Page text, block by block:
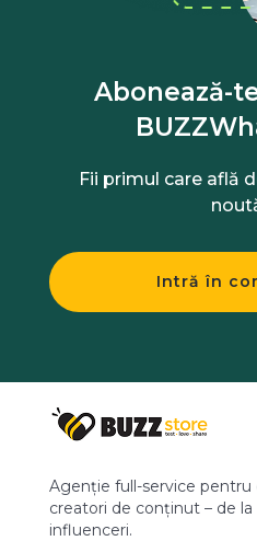
Abonează-
Fii primul care află
Intră în
Agenție full-service pentru
creatori de conținut – de
influenceri.